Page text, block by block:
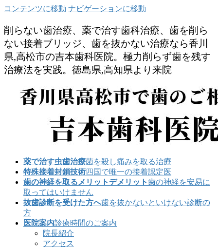
コンテンツに移動 ナビゲーションに移動
削らない歯治療、薬で治す歯科治療、歯を削ら
ない接着ブリッジ、歯を抜かない治療なら香川
県,高松市の吉本歯科医院。極力削らず歯を残す
治療法を実践。徳島県,高知県より来院
薬で治す虫歯治療菌を殺し痛みを取る治療
特殊接着封鎖技術四国で唯一の接着認定医
歯の神経を取るメリットデメリット歯の神経を安易に
取ってはいけません
抜歯診断を受けた方へ歯を抜かないといけない診断の
方
医院案内診療時間のご案内
院長紹介
アクセス